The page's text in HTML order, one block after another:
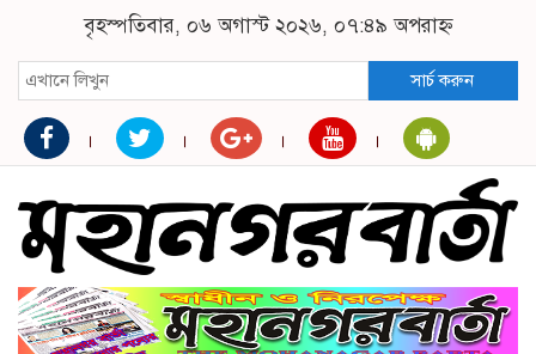
বৃহস্পতিবার, ০৬ অগাস্ট ২০২৬, ০৭:৪৯ অপরাহ্ন
সার্চ করুন